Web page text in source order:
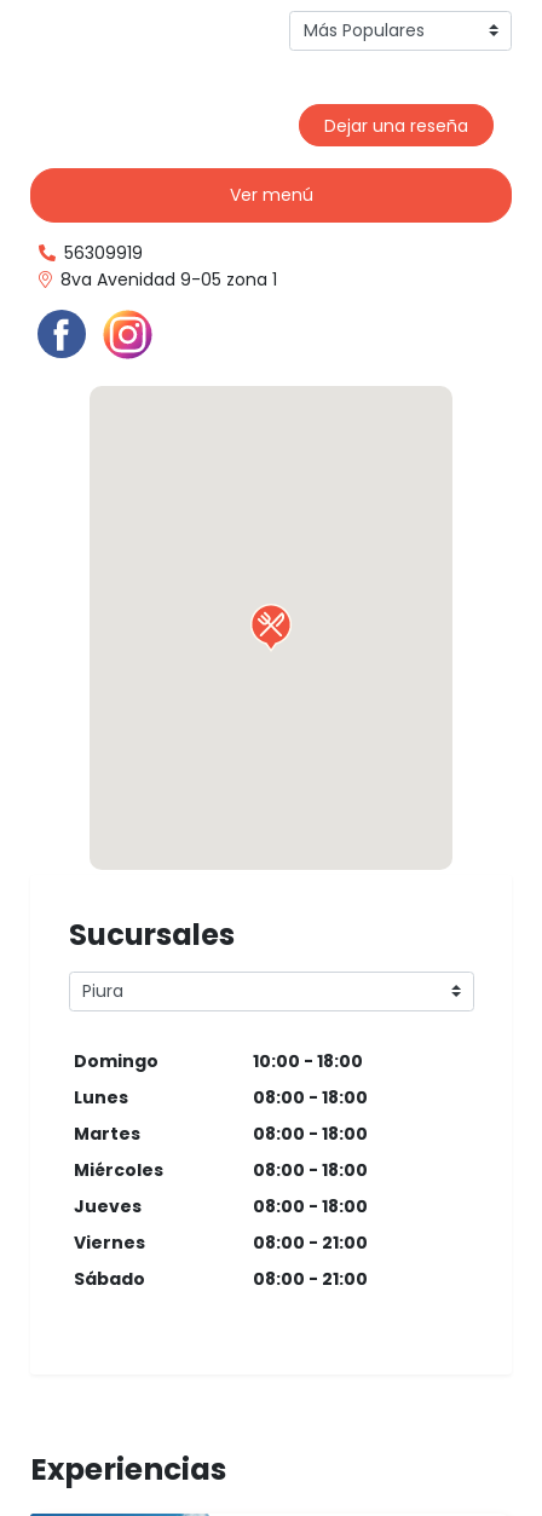
Dejar una reseña
Ver menú
56309919
8va Avenidad 9-05 zona 1
Sucursales
Domingo
10:00 - 18:00
Lunes
08:00 - 18:00
Martes
08:00 - 18:00
Miércoles
08:00 - 18:00
Jueves
08:00 - 18:00
Viernes
08:00 - 21:00
Sábado
08:00 - 21:00
Experiencias